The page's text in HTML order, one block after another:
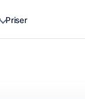
Priser